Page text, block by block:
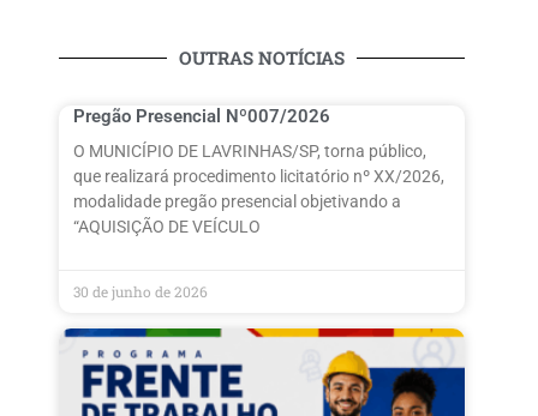
OUTRAS NOTÍCIAS
Pregão Presencial Nº007/2026
O MUNICÍPIO DE LAVRINHAS/SP, torna público,
que realizará procedimento licitatório nº XX/2026,
modalidade pregão presencial objetivando a
“AQUISIÇÃO DE VEÍCULO
30 de junho de 2026